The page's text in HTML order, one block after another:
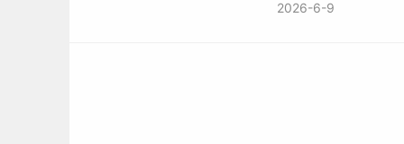
2026-6-9